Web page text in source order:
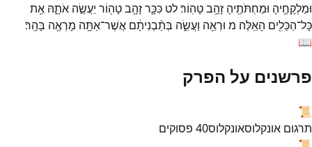
וּמַלְקָחֶ֥יהָ וּמַחְתֹּתֶ֖יהָ זָהָ֥בטָהֽוֹר׃לט כִּכָּ֛רזָהָ֥בטָה֖וֹר יַעֲשֶׂ֣ה אֹתָ֑הּ אֵ֥ת
כָּל־הַכֵּלִ֖ים הָאֵֽלֶּה׃ מ וּרְאֵ֖ה וַעֲשֵׂ֑ה בְּתַ֨בְנִיתָ֔ם אֲשֶׁר־אַתָּ֥ה מָרְאֶ֖ה בָּהָֽר׃
📖
פרשנים על הפרק
📜
תרגום אונקלוסאונקלוס40 פסוקים